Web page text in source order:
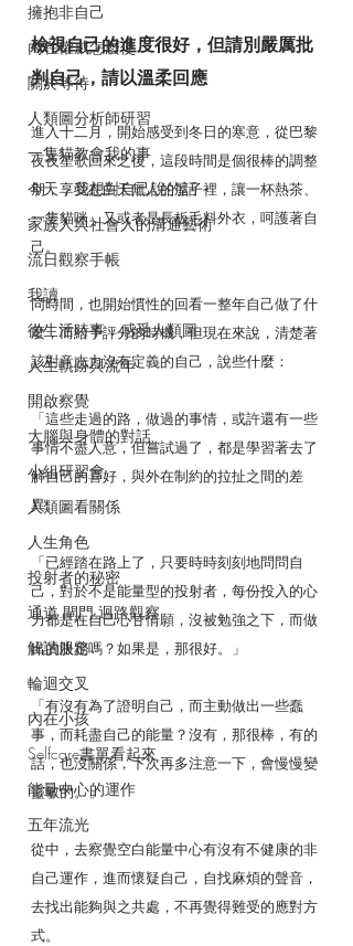
擁抱非自己
內在權威怎麼使
關於等待
人類圖分析師研習
一隻貓教會我的事
今天，我想對自己說的話
家族人與社會人的溝通藝術
流日觀察手帳
我讀
從生活時事．感受人類圖
人生軌跡與流年
開啟察覺
大腦與身體的對話
小組研習會
人類圖看關係
人生角色
投射者的秘密
通道.閘門.迴路觀察
解讀服務
輪迴交叉
內在小孩
Selfcare書單看起來
能量中心的運作
五年流光
檢視自己的進度很好，但請別嚴厲批
判自己，請以溫柔回應
進入十二月，開始感受到冬日的寒意，從巴黎
夜夜笙歌回來之後，這段時間是個很棒的調整
期，享受在白天無人的屋子裡，讓一杯熱茶、
一隻貓咪，又或者是長板毛料外衣，呵護著自
己。
同時間，也開始慣性的回看一整年自己做了什
麼，而給予評分的時機，但現在來說，清楚著
該對意志力沒有定義的自己，說些什麼：
「這些走過的路，做過的事情，或許還有一些
事情不盡人意，但嘗試過了，都是學習著去了
解自己的喜好，與外在制約的拉扯之間的差
異。」
「已經踏在路上了，只要時時刻刻地問問自
己，對於不是能量型的投射者，每份投入的心
力都是在自己心甘情願，沒被勉強之下，而做
出的決定嗎？如果是，那很好。」
「有沒有為了證明自己，而主動做出一些蠢
事，而耗盡自己的能量？沒有，那很棒，有的
話，也沒關係，下次再多注意一下，會慢慢變
靈敏的。」
從中，去察覺空白能量中心有沒有不健康的非
自己運作，進而懷疑自己，自找麻煩的聲音，
去找出能夠與之共處，不再覺得難受的應對方
式。